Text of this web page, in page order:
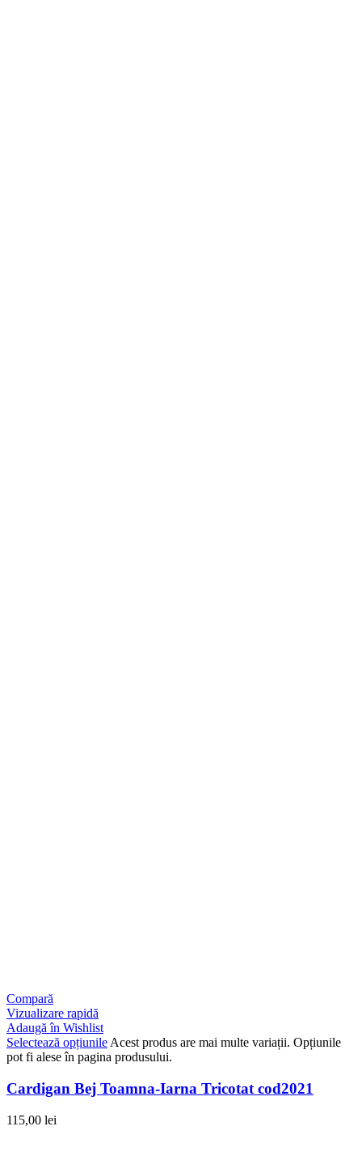
Compară
Vizualizare rapidă
Adaugă în Wishlist
Selectează opțiunile Acest produs are mai multe variații. Opțiunile
pot fi alese în pagina produsului.
Cardigan Bej Toamna-Iarna Tricotat cod2021
115,00 lei